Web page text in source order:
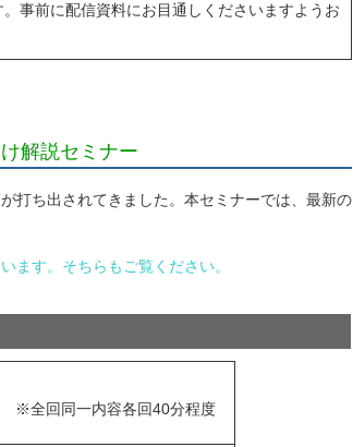
事前に配信資料にお目通しくださいますようお
解説セミナー
打ち出されてきました。本セミナーでは、最新の
ます。そちらもご覧ください。
回同一内容各回40分程度